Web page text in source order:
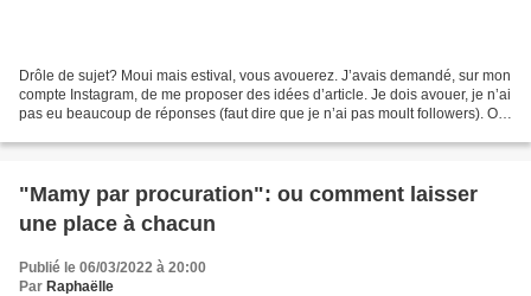
Drôle de sujet? Moui mais estival, vous avouerez. J’avais demandé, sur mon
compte Instagram, de me proposer des idées d’article. Je dois avouer, je n’ai
pas eu beaucoup de réponses (faut dire que je n’ai pas moult followers). On
"Mamy par procuration": ou comment laisser
une place à chacun
Publié le 06/03/2022 à 20:00
Par Raphaëlle